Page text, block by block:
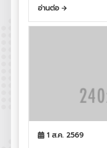
อ่านต่อ
1 ส.ค. 2569